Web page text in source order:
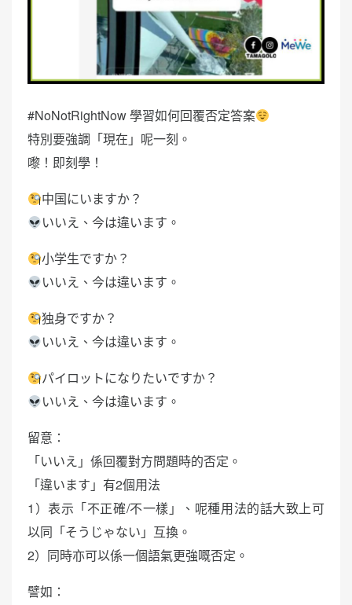
#NoNotRightNow 學習如何回覆否定答案
特別要強調「現在」呢一刻。
嚟！即刻學！
中国にいますか？
いいえ、今は違います。
小学生ですか？
いいえ、今は違います。
独身ですか？
いいえ、今は違います。
パイロットになりたいですか？
いいえ、今は違います。
留意：
「いいえ」係回覆對方問題時的否定。
「違います」有2個用法
1）表示「不正確/不一樣」、呢種用法的話大致上可
以同「そうじゃない」互換。
2）同時亦可以係一個語氣更強嘅否定。
譬如：